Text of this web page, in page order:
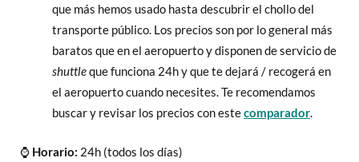
que más hemos usado hasta descubrir el chollo del
transporte público. Los precios son por lo general más
baratos que en el aeropuerto y disponen de servicio de
shuttleque funciona 24h y que te dejará / recogerá en
el aeropuerto cuando necesites. Te recomendamos
buscar y revisar los precios con estecomparador.
⌚ Horario: 24h (todos los días)